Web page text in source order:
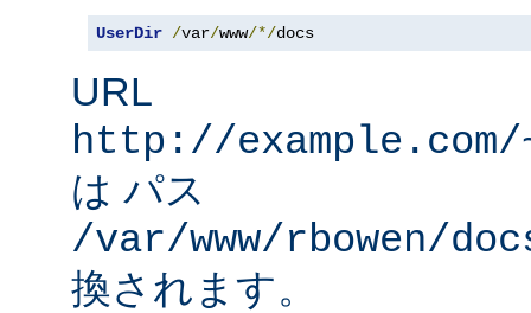
UserDir /var/www/*/docs
URL
http://
は パス
/var/www/rbowen/
換されます。